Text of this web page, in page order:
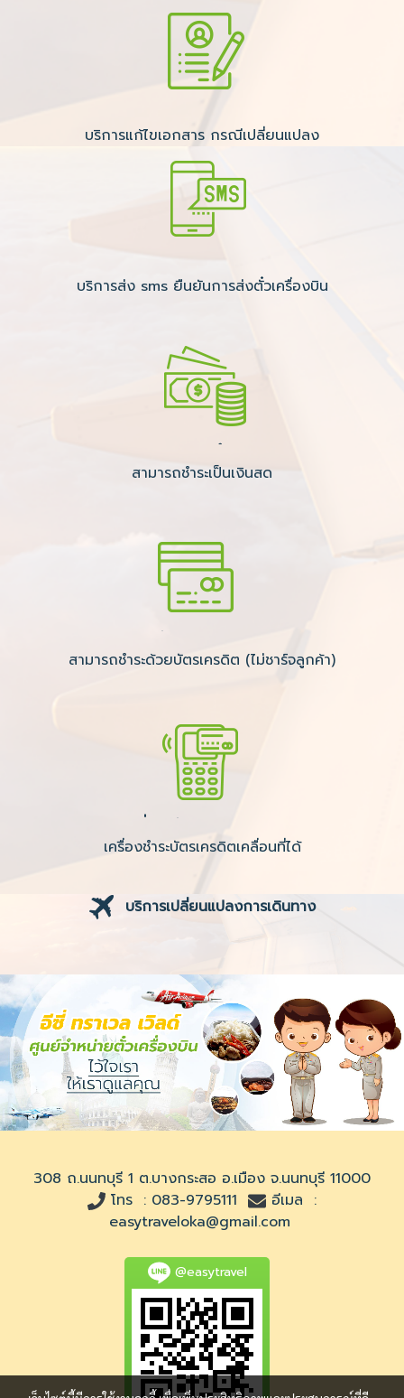
บริการแก้ไขเอกสาร กรณีเปลี่ยนแปลง
บริการส่ง sms ยืนยันการส่งตั๋วเครื่องบิน
สามารถชำระเป็นเงินสด
สามารถชำระด้วยบัตรเครดิต (ไม่ชาร์จลูกค้า)
เครื่องชำระบัตรเครดิตเคลื่อนที่ได้
บริการเปลี่ยนแปลงการเดินทาง
308 ถ.นนทบุรี 1 ต.บางกระสอ อ.เมือง จ.นนทบุรี 11000
โทร : 083-9795111
อีเมล :
easytraveloka@gmail.com
@easytravel